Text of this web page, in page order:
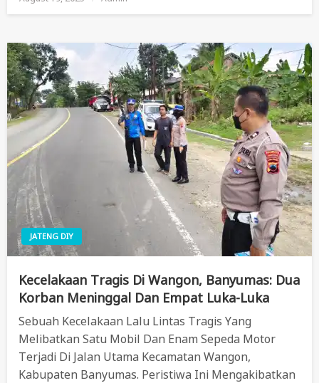
On
JATENG DIY
Kecelakaan Tragis Di Wangon, Banyumas: Dua
Korban Meninggal Dan Empat Luka-Luka
Sebuah Kecelakaan Lalu Lintas Tragis Yang
Melibatkan Satu Mobil Dan Enam Sepeda Motor
Terjadi Di Jalan Utama Kecamatan Wangon,
Kabupaten Banyumas. Peristiwa Ini Mengakibatkan